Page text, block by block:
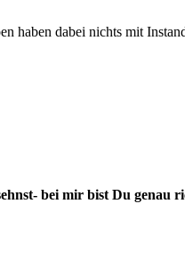
haben dabei nichts mit
bei mir bist Du genau